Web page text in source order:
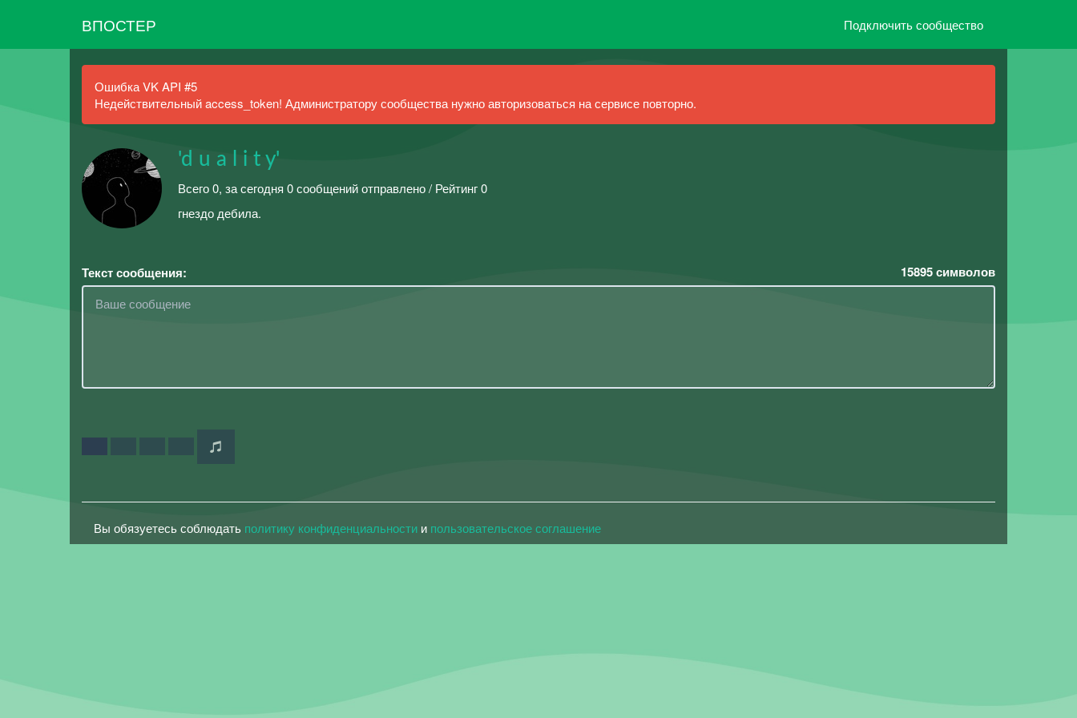
ВПОСТЕР Подключить сообщество
Ошибка VK API #5
Недействительный access_token! Администратору сообщества нужно авторизоваться на сервисе повторно.
'd u a l i t y'
Всего 0, за сегодня 0 сообщений отправлено / Рейтинг 0
гнездо дебила.
Текст сообщения: 15895символов
Вы обязуетесь соблюдать политику конфиденциальности и пользовательское соглашение